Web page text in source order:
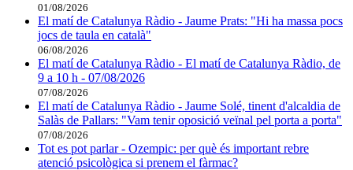
01/08/2026
El matí de Catalunya Ràdio - Jaume Prats: "Hi ha massa pocs
jocs de taula en català"
06/08/2026
El matí de Catalunya Ràdio - El matí de Catalunya Ràdio, de
9 a 10 h - 07/08/2026
07/08/2026
El matí de Catalunya Ràdio - Jaume Solé, tinent d'alcaldia de
Salàs de Pallars: "Vam tenir oposició veïnal pel porta a porta"
07/08/2026
Tot es pot parlar - Ozempic: per què és important rebre
atenció psicològica si prenem el fàrmac?